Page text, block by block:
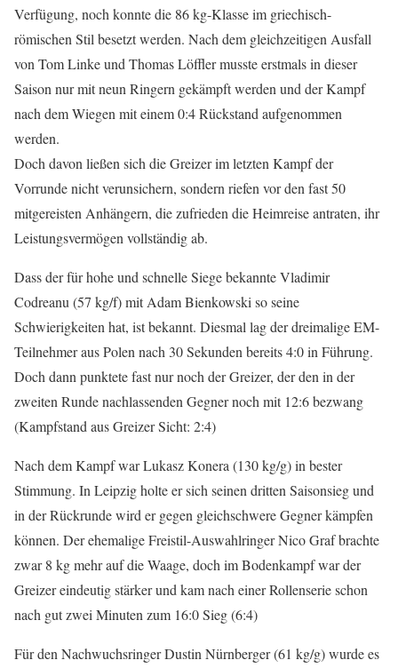
Verfügung, noch konnte die 86 kg-Klasse im griechisch-
römischen Stil besetzt werden. Nach dem gleichzeitigen Ausfall
von Tom Linke und Thomas Löffler musste erstmals in dieser
Saison nur mit neun Ringern gekämpft werden und der Kampf
nach dem Wiegen mit einem 0:4 Rückstand aufgenommen
werden.
Doch davon ließen sich die Greizer im letzten Kampf der
Vorrunde nicht verunsichern, sondern riefen vor den fast 50
mitgereisten Anhängern, die zufrieden die Heimreise antraten, ihr
Leistungsvermögen vollständig ab.
Dass der für hohe und schnelle Siege bekannte Vladimir
Codreanu (57 kg/f) mit Adam Bienkowski so seine
Schwierigkeiten hat, ist bekannt. Diesmal lag der dreimalige EM-
Teilnehmer aus Polen nach 30 Sekunden bereits 4:0 in Führung.
Doch dann punktete fast nur noch der Greizer, der den in der
zweiten Runde nachlassenden Gegner noch mit 12:6 bezwang
(Kampfstand aus Greizer Sicht: 2:4)
Nach dem Kampf war Lukasz Konera (130 kg/g) in bester
Stimmung. In Leipzig holte er sich seinen dritten Saisonsieg und
in der Rückrunde wird er gegen gleichschwere Gegner kämpfen
können. Der ehemalige Freistil-Auswahlringer Nico Graf brachte
zwar 8 kg mehr auf die Waage, doch im Bodenkampf war der
Greizer eindeutig stärker und kam nach einer Rollenserie schon
nach gut zwei Minuten zum 16:0 Sieg (6:4)
Für den Nachwuchsringer Dustin Nürnberger (61 kg/g) wurde es